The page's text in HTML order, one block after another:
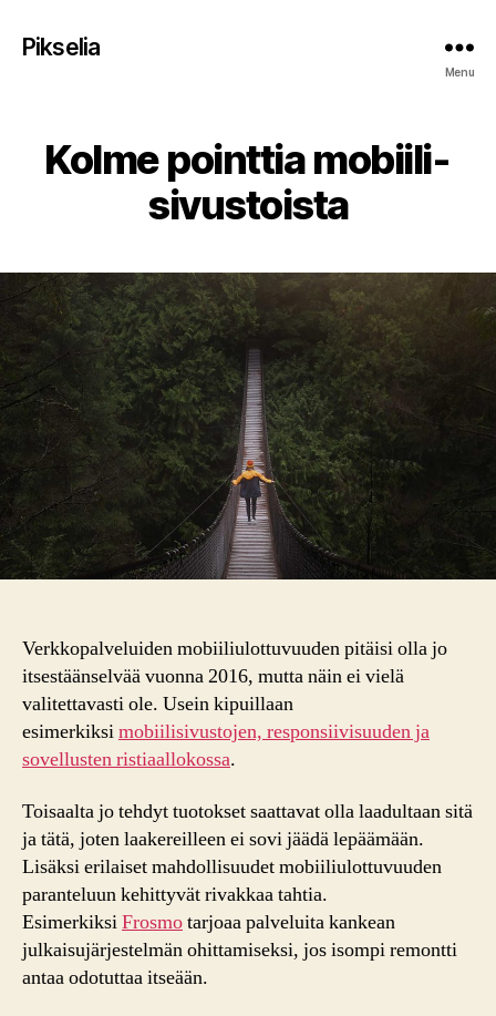
Pikselia
Menu
Kolme pointtia mobiili­
sivustoista
Verkkopalveluiden mobiiliulottuvuuden pitäisi olla jo
itsestäänselvää vuonna 2016, mutta näin ei vielä
valitettavasti ole. Usein kipuillaan
esimerkiksimobiilisivustojen, responsiivisuuden ja
sovellusten ristiaallokossa.
Toisaalta jo tehdyt tuotokset saattavat olla laadultaan sitä
ja tätä, joten laakereilleen ei sovi jäädä lepäämään.
Lisäksi erilaiset mahdollisuudet mobiiliulottuvuuden
paranteluun kehittyvät rivakkaa tahtia.
EsimerkiksiFrosmotarjoaa palveluita kankean
julkaisujärjestelmän ohittamiseksi, jos isompi remontti
antaa odotuttaa itseään.